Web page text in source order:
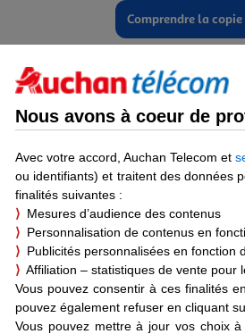
Comprendre la
prix de votre smartphone
de copier librement et
pour un usage personnel.
?
Nous avons à coeur de
Avec votre accord, Auchan Telecom et
ou identifiants) et traitent des données
finalités suivantes :
⟩ Mesures d’audience des contenus
⟩ Personnalisation de contenus en
⟩ Publicités personnalisées en
⟩ Affiliation – statistiques de vente pour
Vous pouvez consentir à ces finalités
pouvez également refuser en cliquant
Vous pouvez mettre à jour vos choix